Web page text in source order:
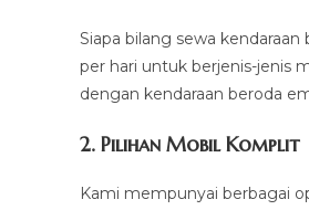
Siapa bilang sewa
per hari untuk berjenis-jenis
dengan kendaraan beroda
2. Pilihan Mobil Komplit
Kami mempunyai berbagai